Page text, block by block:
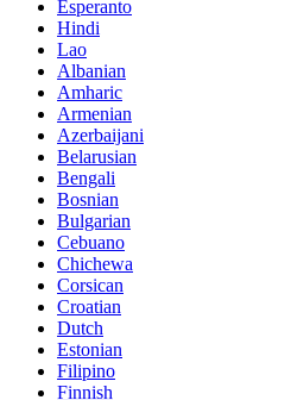
Esperanto
Hindi
Lao
Albanian
Amharic
Armenian
Azerbaijani
Belarusian
Bengali
Bosnian
Bulgarian
Cebuano
Chichewa
Corsican
Croatian
Dutch
Estonian
Filipino
Finnish